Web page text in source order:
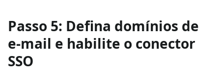
Passo 5: Defina domínios de
e-mail e habilite o conector
SSO